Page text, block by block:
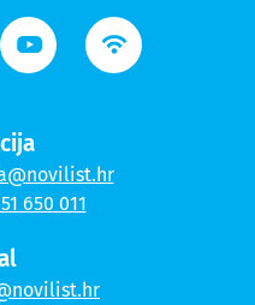
650 011